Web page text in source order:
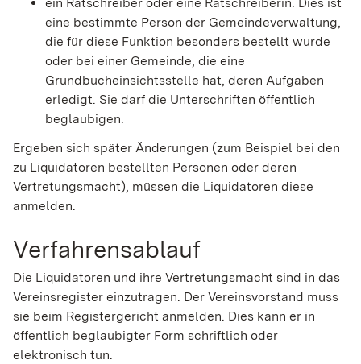
eine bestimmte Person der Gemeindeverwaltung,
die für diese Funktion besonders bestellt wurde
oder bei einer Gemeinde, die eine
Grundbucheinsichtsstelle hat, deren Aufgaben
erledigt. Sie darf die Unterschriften öffentlich
beglaubigen.
Ergeben sich später Änderungen (zum Beispiel bei den
zu Liquidatoren bestellten Personen oder deren
Vertretungsmacht) , müssen die Liquidatoren diese
anmelden.
Verfahrensablauf
Die Liquidatoren und ihre Vertretungsmacht sind in das
Vereinsregister einzutragen. Der Vereinsvorstand muss
sie beim Registergericht anmelden. Dies kann er in
öffentlich beglaubigter Form schriftlich oder
elektronisch tun.